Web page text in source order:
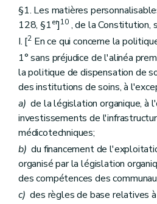
§1. Les matières
128, §1er]10, de la Constitution,
I. [2 En ce qui concerne la
1° sans préjudice de l'alinéa
la politique de dispensation de
des institutions de soins, à
a) de la législation organique, à
investissements de
médicotechniques;
b) du financement de
organisé par la législation
des compétences des
c) des règles de base relatives